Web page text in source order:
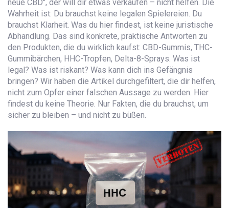
neue CBD", der will dir etwas verkaufen – nicht helfen. Die
Wahrheit ist: Du brauchst keine legalen Spielereien. Du
brauchst Klarheit. Was du hier findest, ist keine juristische
Abhandlung. Das sind konkrete, praktische Antworten zu
den Produkten, die du wirklich kaufst: CBD-Gummis, THC-
Gummibärchen, HHC-Tropfen, Delta-8-Sprays. Was ist
legal? Was ist riskant? Was kann dich ins Gefängnis
bringen? Wir haben die Artikel durchgefiltert, die dir helfen,
nicht zum Opfer einer falschen Aussage zu werden. Hier
findest du keine Theorie. Nur Fakten, die du brauchst, um
sicher zu bleiben – und nicht zu büßen.